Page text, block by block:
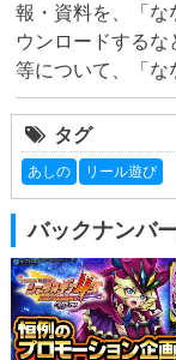
報・資料を、「な
ウンロードする
等について、「な
タグ
あしの リール遊び
バックナンバ